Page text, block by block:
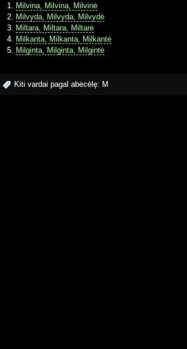
Milvina, Milvina, Milvinė
Milvyda, Milvyda, Milvydė
Miltara, Miltara, Miltarė
Milkanta, Milkanta, Milkantė
Milginta, Milginta, Milgintė
Kiti vardai pagal abėcėlę: M